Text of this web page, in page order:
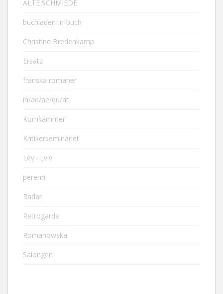
ALTE SCHMIEDE
buchladen-in-buch
Christine Bredenkamp
Ersatz
franska romaner
in/ad/ae/qu/at
Kornkammer
Kritikerseminariet
Lev i Lviv
perenn
Radar
Retrogarde
Romanowska
Salongen